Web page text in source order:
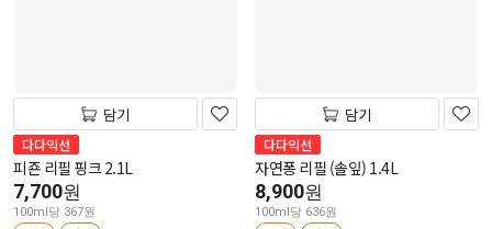
담기
다다익선
피죤 리필 핑크 2.1L
7,700원
100ml당 367원
담기
다다익선
자연퐁 리필 (솔잎) 1.4L
8,900원
100ml당 636원